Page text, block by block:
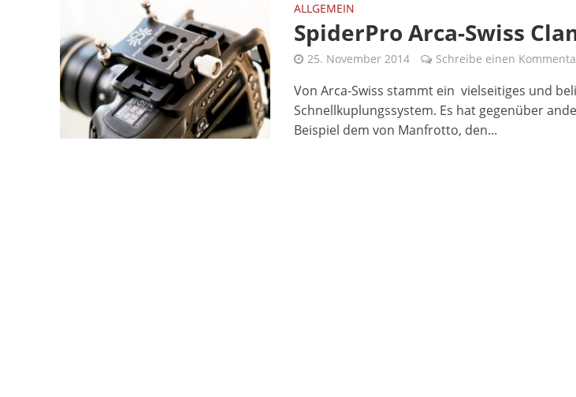
ALLGEMEIN
SpiderPro Arca-Swiss
25. November 2014 Schreibe einen
Von Arca-Swiss stammt ein vielseitiges und
Schnellkuplungssystem. Es hat gegenüber
Beispiel dem von Manfrotto, den...